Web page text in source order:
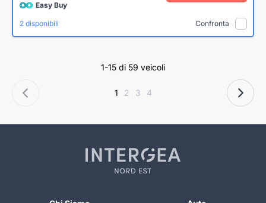
Easy Buy
2 disponibili Confronta
1-15 di 59 veicoli
1 2 3 4